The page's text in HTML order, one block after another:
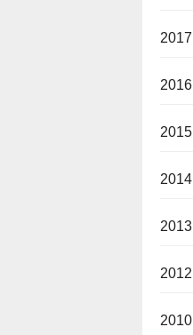
2017
2016
2015
2014
2013
2012
2010